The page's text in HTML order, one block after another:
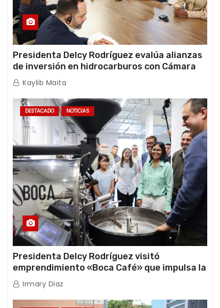
Presidenta Delcy Rodríguez evalúa alianzas
de inversión en hidrocarburos con Cámara
Africana de Energía
Kaylib Maita
DESTACADO NOTICIAS
Presidenta Delcy Rodríguez visitó
emprendimiento «Boca Café» que impulsa la
producción nacional hacia mercados
internacionales
Irmary Diaz